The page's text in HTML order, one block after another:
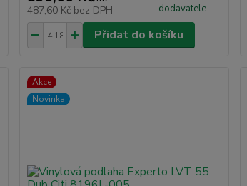
487,60 Kč bez DPH
dodavatele
Přidat do košíku
Akce
Novinka